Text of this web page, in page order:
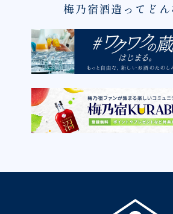
梅乃宿酒造ってどん